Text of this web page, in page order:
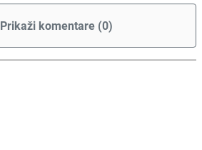
Prikaži komentare (0)